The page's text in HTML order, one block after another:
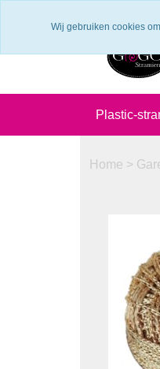
Plastic-
Home >
Wij gebruiken cookies